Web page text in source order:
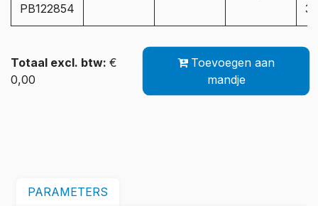
PB122854
3
Totaal excl. btw: €
0,00
Toevoegen aan
mandje
PARAMETERS